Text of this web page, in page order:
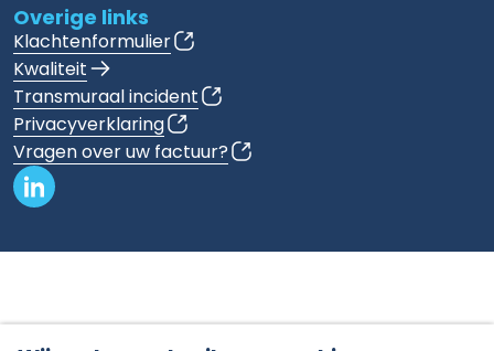
Overige links
Klachtenformulier
Kwaliteit
Transmuraal incident
Privacyverklaring
Vragen over uw factuur?